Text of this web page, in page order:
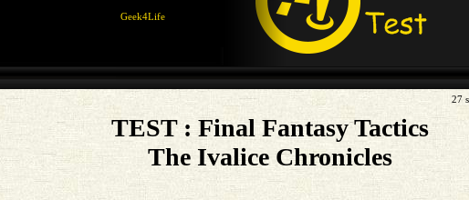
Geek4Life
27
TEST : Final Fantasy Tactics
The Ivalice Chronicles